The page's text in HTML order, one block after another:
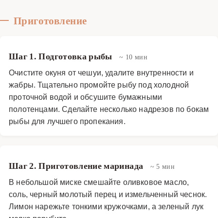
Приготовление
Шаг 1. Подготовка рыбы ~ 10 мин
Очистите окуня от чешуи, удалите внутренности и
жабры. Тщательно промойте рыбу под холодной
проточной водой и обсушите бумажными
полотенцами. Сделайте несколько надрезов по бокам
рыбы для лучшего пропекания.
Шаг 2. Приготовление маринада ~ 5 мин
В небольшой миске смешайте оливковое масло,
соль, черный молотый перец и измельченный чеснок.
Лимон нарежьте тонкими кружочками, а зеленый лук